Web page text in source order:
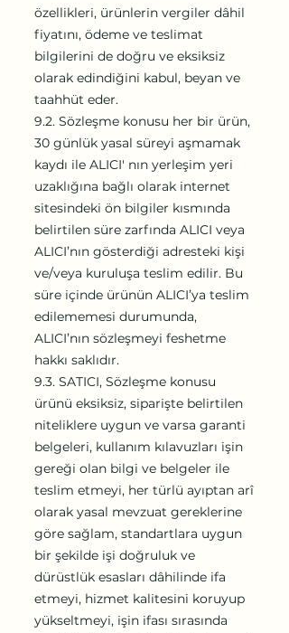
özellikleri, ürünlerin vergiler dâhil
fiyatını, ödeme ve teslimat
bilgilerini de doğru ve eksiksiz
olarak edindiğini kabul, beyan ve
taahhüt eder.
9.2. Sözleşme konusu her bir ürün,
30 günlük yasal süreyi aşmamak
kaydı ile ALICI' nın yerleşim yeri
uzaklığına bağlı olarak internet
sitesindeki ön bilgiler kısmında
belirtilen süre zarfında ALICI veya
ALICI’nın gösterdiği adresteki kişi
ve/veya kuruluşa teslim edilir. Bu
süre içinde ürünün ALICI’ya teslim
edilememesi durumunda,
ALICI’nın sözleşmeyi feshetme
hakkı saklıdır.
9.3. SATICI, Sözleşme konusu
ürünü eksiksiz, siparişte belirtilen
niteliklere uygun ve varsa garanti
belgeleri, kullanım kılavuzları işin
gereği olan bilgi ve belgeler ile
teslim etmeyi, her türlü ayıptan arî
olarak yasal mevzuat gereklerine
göre sağlam, standartlara uygun
bir şekilde işi doğruluk ve
dürüstlük esasları dâhilinde ifa
etmeyi, hizmet kalitesini koruyup
yükseltmeyi, işin ifası sırasında